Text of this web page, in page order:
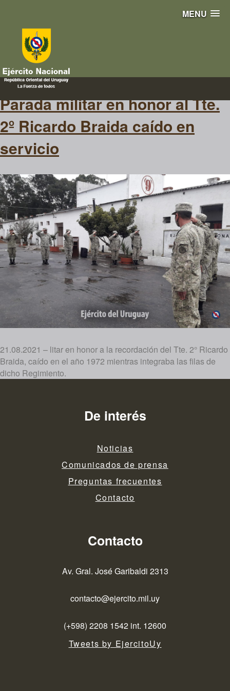
MENU
caídoenservicio
Parada militar en honor al Tte.
2º Ricardo Braida caído en
servicio
21.08.2021 – litar en honor a la recordación del Tte. 2° Ricardo
Braida, caído en el año 1972 mientras integraba las filas de
dicho Regimiento.
De interés
Noticias
Comunicados de prensa
Preguntas frecuentes
Contacto
Contacto
Av. Gral. José Garibaldi 2313
contacto@ejercito.mil.uy
(+598) 2208 1542 int. 12600
Tweets by EjercitoUy